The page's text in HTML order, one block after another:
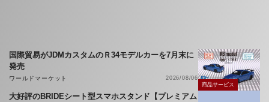
国際貿易がJDMカスタムのＲ34モデルカーを7月末に
発売
ワールドマーケット
2026/08/06
商品サービス
大好評のBRIDEシート型スマホスタンド【プレミアム